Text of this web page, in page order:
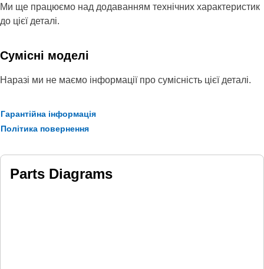
Ми ще працюємо над додаванням технічних характеристик
до цієї деталі.
Сумісні моделі
Наразі ми не маємо інформації про сумісність цієї деталі.
Гарантійна інформація
Політика повернення
Parts Diagrams